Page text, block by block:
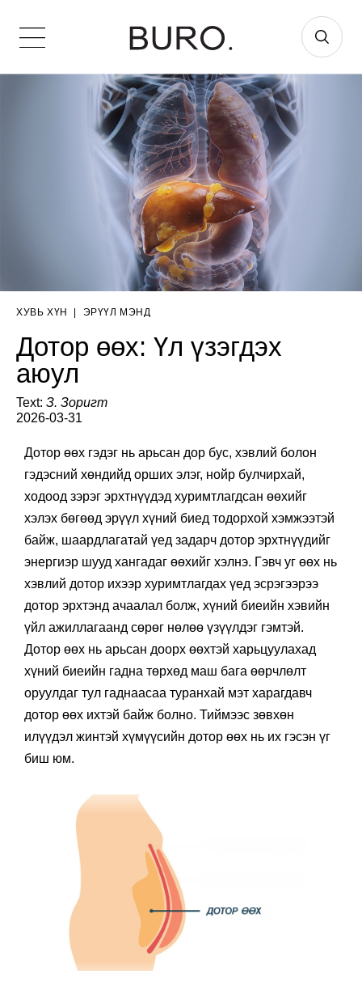
ХУВЬ ХҮН ЭРҮҮЛ МЭНД
Дотор өөх: Үл үзэгдэх
аюул
Text: З. Зоригт
2026-03-31
Дотор өөх гэдэг нь арьсан дор бус, хэвлий болон
гэдэсний хөндийд орших элэг, нойр булчирхай,
ходоод зэрэг эрхтнүүдэд хуримтлагдсан өөхийг
хэлэх бөгөөд эрүүл хүний биед тодорхой хэмжээтэй
байж, шаардлагатай үед задарч дотор эрхтнүүдийг
энергиэр шууд хангадаг өөхийг хэлнэ. Гэвч уг өөх нь
хэвлий дотор ихээр хуримтлагдах үед эсрэгээрээ
дотор эрхтэнд ачаалал болж, хүний биеийн хэвийн
үйл ажиллагаанд сөрөг нөлөө үзүүлдэг гэмтэй.
Дотор өөх нь арьсан доорх өөхтэй харьцуулахад
хүний биеийн гадна төрхөд маш бага өөрчлөлт
оруулдаг тул гаднаасаа туранхай мэт харагдавч
дотор өөх ихтэй байж болно. Тиймээс зөвхөн
илүүдэл жинтэй хүмүүсийн дотор өөх нь их гэсэн үг
биш юм.